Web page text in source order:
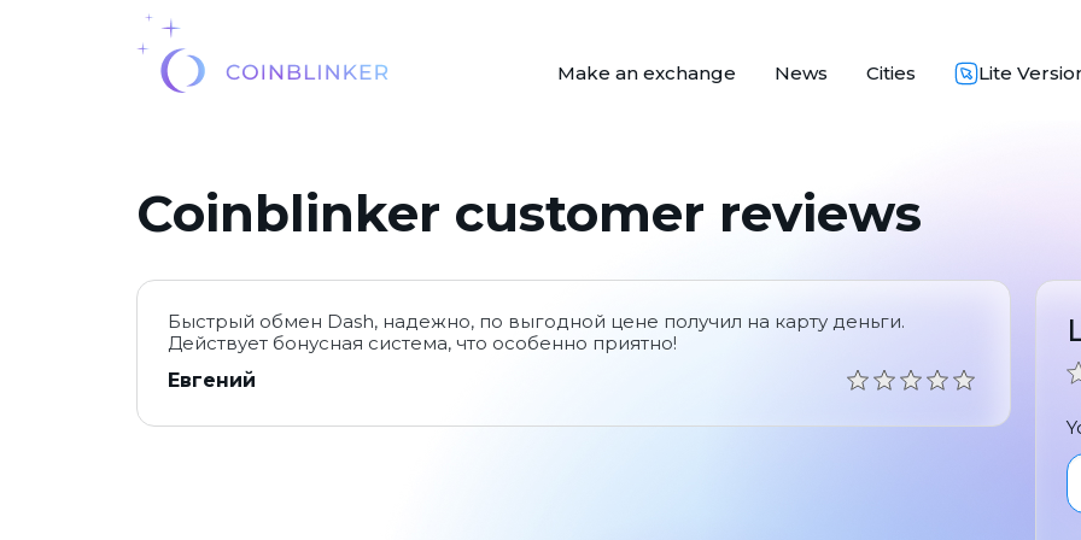
Make an exchange News Cities Lite
Coinblinker customer reviews
Быстрый обмен Dash, надежно, по выгодной цене получил на карту деньги.
Действует бонусная система, что особенно приятно!
Евгений